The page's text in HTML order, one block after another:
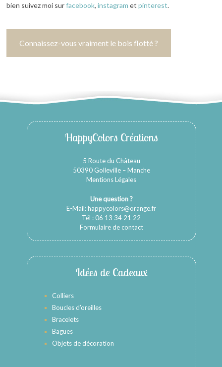
bien suivez moi surfacebook,instagram etpinterest.
Connaissez-vous vraiment le bois flotté ?
HappyColors Créations
5 Route du Château
50390 Golleville – Manche
Mentions Légales
Une question ?
E-Mail:happycolors@orange.fr
Tél : 06 13 34 21 22
Formulaire de contact
Idées de Cadeaux
Colliers
Boucles d’oreilles
Bracelets
Bagues
Objets de décoration